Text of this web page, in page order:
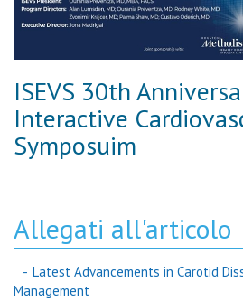
ISEVS 30th
Interactive
Symposuim
Allegati all'articolo
Latest Advancements in Carotid
Management